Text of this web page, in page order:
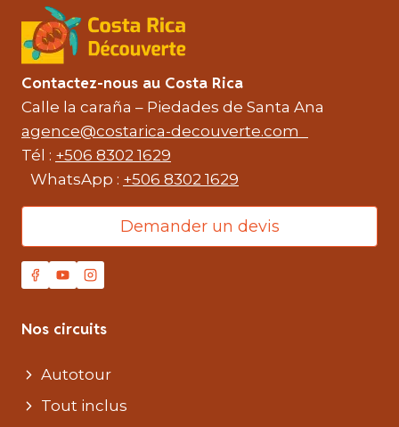
Contactez-nous au Costa Rica
Calle la caraña – Piedades de Santa Ana
agence@costarica-decouverte.com
Tél : +506 8302 1629
WhatsApp : +506 8302 1629
Demander un devis
Nos circuits
Autotour
Tout inclus